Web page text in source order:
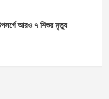
আরও ৭ শিশুর মৃত্যু